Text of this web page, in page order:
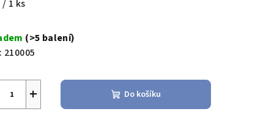
/ 1 ks
(>5 balení)
210005
+ Do košíku